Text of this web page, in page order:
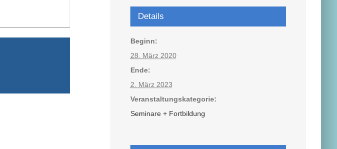
Details
Beginn:
28. März 2020
Ende:
2. März 2023
Veranstaltungskategorie:
Seminare + Fortbildung